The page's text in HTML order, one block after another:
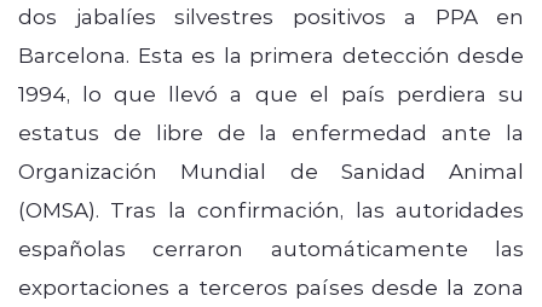
dos jabalíes silvestres positivos a PPA en
Barcelona. Esta es la primera detección desde
1994, lo que llevó a que el país perdiera su
estatus de libre de la enfermedad ante la
Organización Mundial de Sanidad Animal
(OMSA). Tras la confirmación, las autoridades
españolas cerraron automáticamente las
exportaciones a terceros países desde la zona